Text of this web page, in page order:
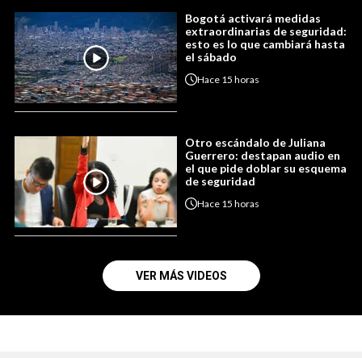
Bogotá activará medidas
extraordinarias de seguridad:
esto es lo que cambiará hasta
el sábado
Hace 15 horas
Otro escándalo de Juliana
Guerrero: destapan audio en
el que pide doblar su esquema
de seguridad
Hace 15 horas
VER MÁS VIDEOS